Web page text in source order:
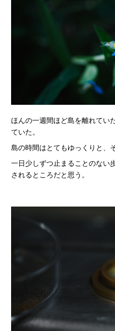
ほんの一週間ほど島を離れてい
ていた。
島の時間はとてもゆっくりと、
一日少しずつ止まることのない
されるところだと思う。